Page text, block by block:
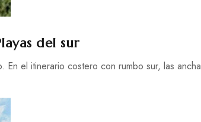
del sur
En el itinerario costero con rumbo sur, las